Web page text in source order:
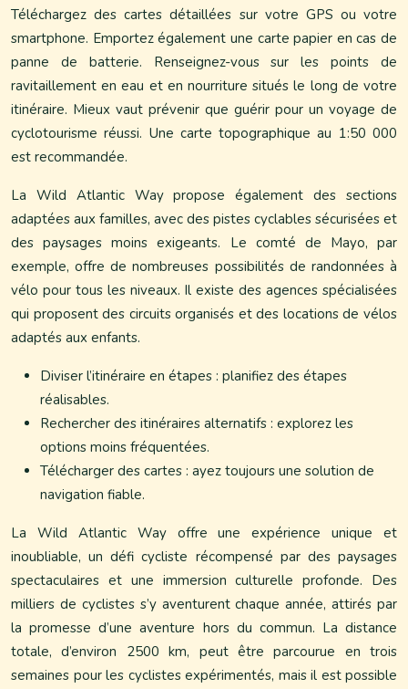
Téléchargez des cartes détaillées sur votre GPS ou votre
smartphone. Emportez également une carte papier en cas de
panne de batterie. Renseignez-vous sur les points de
ravitaillement en eau et en nourriture situés le long de votre
itinéraire. Mieux vaut prévenir que guérir pour un voyage de
cyclotourisme réussi. Une carte topographique au 1:50 000
est recommandée.
La Wild Atlantic Way propose également des sections
adaptées aux familles, avec des pistes cyclables sécurisées et
des paysages moins exigeants. Le comté de Mayo, par
exemple, offre de nombreuses possibilités de randonnées à
vélo pour tous les niveaux. Il existe des agences spécialisées
qui proposent des circuits organisés et des locations de vélos
adaptés aux enfants.
Diviser l’itinéraire en étapes : planifiez des étapes
réalisables.
Rechercher des itinéraires alternatifs : explorez les
options moins fréquentées.
Télécharger des cartes : ayez toujours une solution de
navigation fiable.
La Wild Atlantic Way offre une expérience unique et
inoubliable, un défi cycliste récompensé par des paysages
spectaculaires et une immersion culturelle profonde. Des
milliers de cyclistes s’y aventurent chaque année, attirés par
la promesse d’une aventure hors du commun. La distance
totale, d’environ 2500 km, peut être parcourue en trois
semaines pour les cyclistes expérimentés, mais il est possible